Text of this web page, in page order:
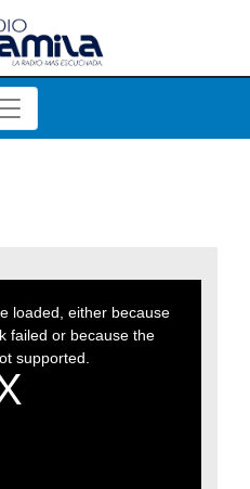
loaded, either because
failed or because the
supported.